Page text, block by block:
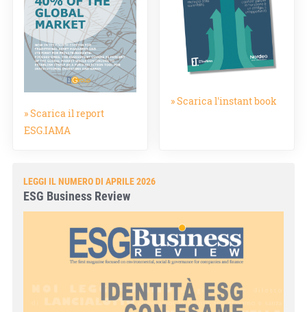
» Scarica il report
ESG.IAMA
» Scarica l'instant book
LEGGI IL NUMERO DI APRILE 2026
ESG Business Review